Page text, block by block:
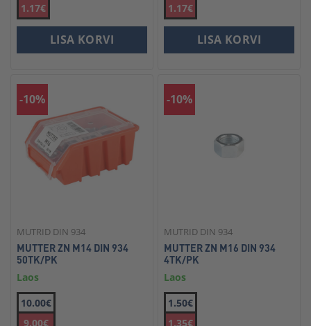
1.17€
LISA KORVI
1.17€
LISA KORVI
-10%
MUTRID DIN 934
MUTTER ZN M14 DIN 934
50TK/PK
Laos
10.00€
9.00€
-10%
MUTRID DIN 934
MUTTER ZN M16 DIN 934
4TK/PK
Laos
1.50€
1.35€